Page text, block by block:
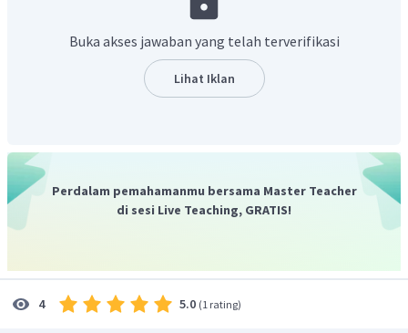
sehingga reaksi tersebut bukan termasuk reaksi redoks,
juga bukan termasuk reaksi konproporsionasi.
Buka akses jawaban yang telah terverifikasi
Lihat Iklan
Perdalam pemahamanmu bersama Master Teacher
di sesi Live Teaching, GRATIS!
4 5.0 (1 rating)